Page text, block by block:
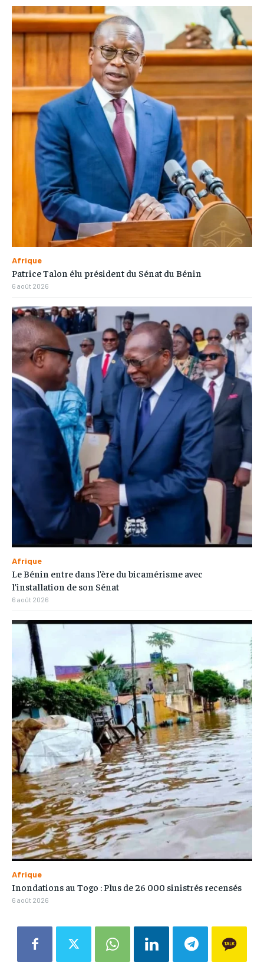
Afrique
Patrice Talon élu président du Sénat du Bénin
6 août 2026
Afrique
Le Bénin entre dans l’ère du bicamérisme avec
l’installation de son Sénat
6 août 2026
Afrique
Inondations au Togo : Plus de 26 000 sinistrés recensés
6 août 2026